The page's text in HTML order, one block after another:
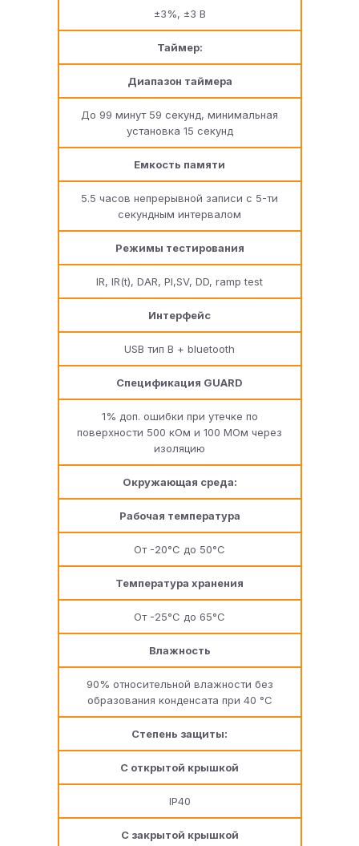
±3%, ±3 В
Таймер:
Диапазон таймера
До 99 минут 59 секунд, минимальная
установка 15 секунд
Емкость памяти
5.5 часов непрерывной записи с 5-ти
секундным интервалом
Режимы тестирования
IR, IR(t), DAR, PI,SV, DD, ramp test
Интерфейс
USB тип B + bluetooth
Спецификация GUARD
1% доп. ошибки при утечке по
поверхности 500 кОм и 100 МОм через
изоляцию
Окружающая среда:
Рабочая температура
От -20°C до 50°C
Температура хранения
От -25°C до 65°C
Влажность
90% относительной влажности без
образования конденсата при 40 °С
Степень защиты:
С открытой крышкой
IP40
С закрытой крышкой